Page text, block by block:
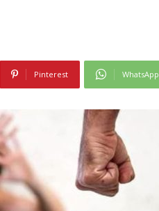
Pinterest WhatsApp